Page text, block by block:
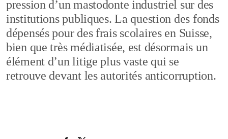
pression d’un mastodonte industriel sur des
institutions publiques. La question des fonds
dépensés pour des frais scolaires en Suisse,
bien que très médiatisée, est désormais un
élément d’un litige plus vaste qui se
retrouve devant les autorités anticorruption.